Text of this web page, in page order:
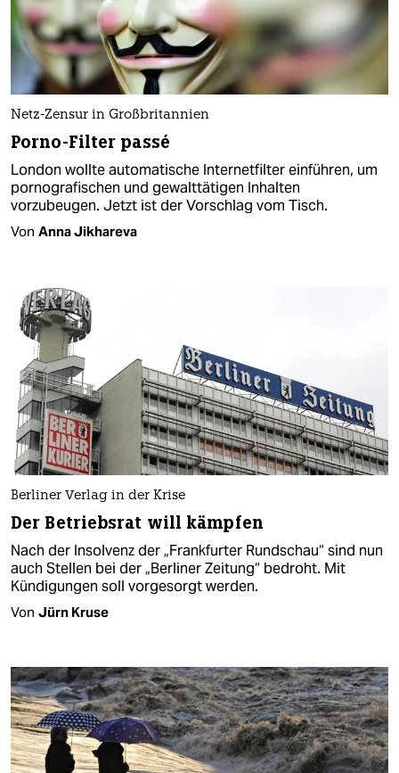
Netz-Zensur in Großbritannien
Porno-Filter passé
London wollte automatische Internetfilter einführen, um
pornografischen und gewalttätigen Inhalten
vorzubeugen. Jetzt ist der Vorschlag vom Tisch.
Von Anna Jikhareva
Berliner Verlag in der Krise
Der Betriebsrat will kämpfen
Nach der Insolvenz der „Frankfurter Rundschau“ sind nun
auch Stellen bei der „Berliner Zeitung“ bedroht. Mit
Kündigungen soll vorgesorgt werden.
Von Jürn Kruse